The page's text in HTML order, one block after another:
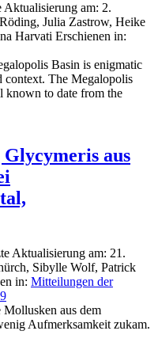
Aktualisierung am: 2.
Julia Zastrow, Heike
Harvati Erschienen in:
Basin is enigmatic
context. The Megalopolis
known to date from the
aus
Aktualisierung am: 21.
Sibylle Wolf, Patrick
in: Mitteilungen der
aus dem
Aufmerksamkeit zukam.